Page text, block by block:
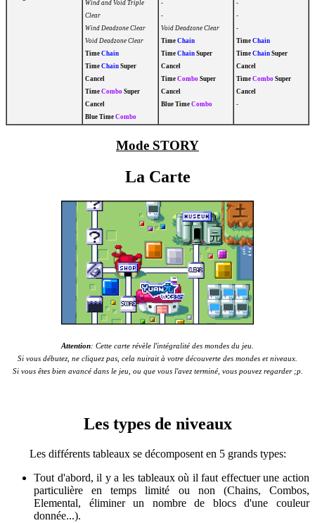
Wind and Void Triple
Clear
Wind Deadzone Clear
Void Deadzone Clear
Time Chain
Time Chain Super
Cancel
Time Combo Super
Cancel
Blue Time Combo
-
-
Void Deadzone Clear
Time Chain
Time Chain Super
Cancel
Time Combo Super
Cancel
Blue Time Combo
-
-
-
Time Chain
Time Chain Super
Cancel
Time Combo Super
Cancel
-
Mode STORY
La Carte
Attention: Cette carte révèle l'intégralité des mondes du jeu.
Si vous débutez, ne cliquez pas, cela nuirait à votre découverte des mondes et niveaux.
Si vous êtes bien avancé dans le jeu, ou que vous l'avez terminé, vous pouvez regarder ;p.
Les types de niveaux
Les différents tableaux se décomposent en 5 grands types:
Tout d'abord, il y a les tableaux où il faut effectuer une action
particulière en temps limité ou non (Chains, Combos,
Elemental, éliminer un nombre de blocs d'une couleur
donnée...).